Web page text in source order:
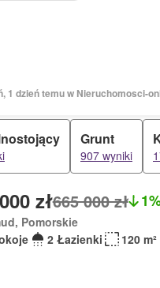
1 dzień temu w Nieruchomosci-
Grunt
907 wyniki
zł665 000 zł
Pomorskie
2 Łazienki 120 m²